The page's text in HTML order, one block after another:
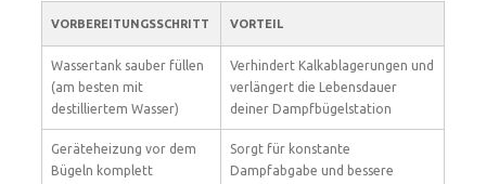
VORBEREITUNGSSCHRITT VORTEIL
Wassertank sauber füllen
(am besten mit
destilliertem Wasser)
Verhindert Kalkablagerungen und
verlängert die Lebensdauer
deiner Dampfbügelstation
Geräteheizung vor dem
Bügeln komplett
Sorgt für konstante
Dampfabgabe und bessere